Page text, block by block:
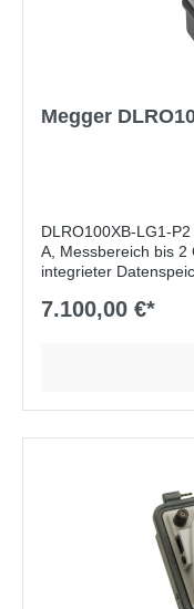
Megger
DLRO100XB-LG1-
A, Messbereich bis 2
integrieter
7.100,00 €*